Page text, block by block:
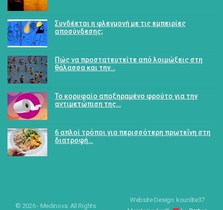
Συνδέεται η φλεγμονή με τις εμπειρίες
αποσύνδεσης;
Πώς να προστατευτείτε από λοιμώξεις στη
θάλασσα και την…
Το κορυφαίο αποξηραμένο φρούτο για την
αντιμετώπιση της…
6 απλοί τρόποι για περισσότερη πρωτεΐνη στη
διατροφή…
© 2026 - Medinova. All Rights
Website Design: kounlite37